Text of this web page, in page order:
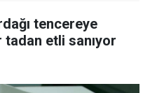
tencereye
etli sanıyor